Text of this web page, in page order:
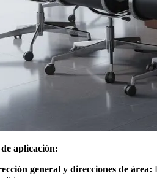
aplicación:
general y direcciones de área: